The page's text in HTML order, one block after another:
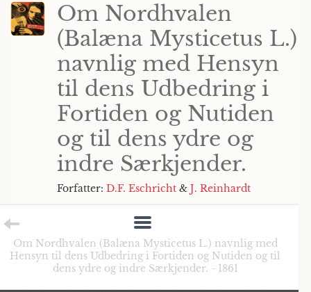
Om Nordhvalen
(Balæna Mysticetus L.)
navnlig med Hensyn
til dens Udbedring i
Fortiden og Nutiden
og til dens ydre og
indre Særkjender.
Forfatter: D.F. Eschricht & J. Reinhardt
Om Nordhvalen (Balæna Mysticetus L.) navnlig med
Hensyn til dens Udbedring i Fortiden og Nutiden og til
dens ydre og indre Særkjender. - 1861